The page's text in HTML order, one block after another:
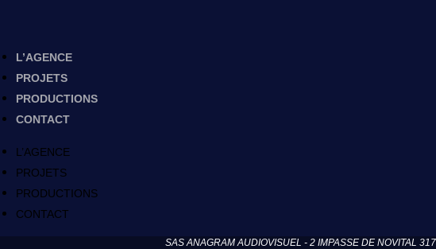
L’AGENCE
PROJETS
PRODUCTIONS
CONTACT
L’AGENCE
PROJETS
PRODUCTIONS
CONTACT
SAS ANAGRAM AUDIOVISUEL - 2 IMPASSE DE NOVITAL